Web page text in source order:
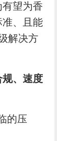
望为香
、且能
解决方
、速度
的压